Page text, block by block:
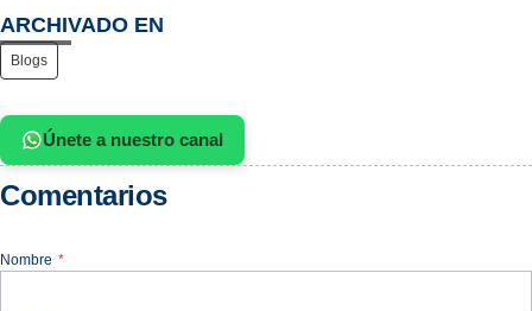
ARCHIVADO EN
Blogs
Únete a nuestro canal
Comentarios
Nombre *